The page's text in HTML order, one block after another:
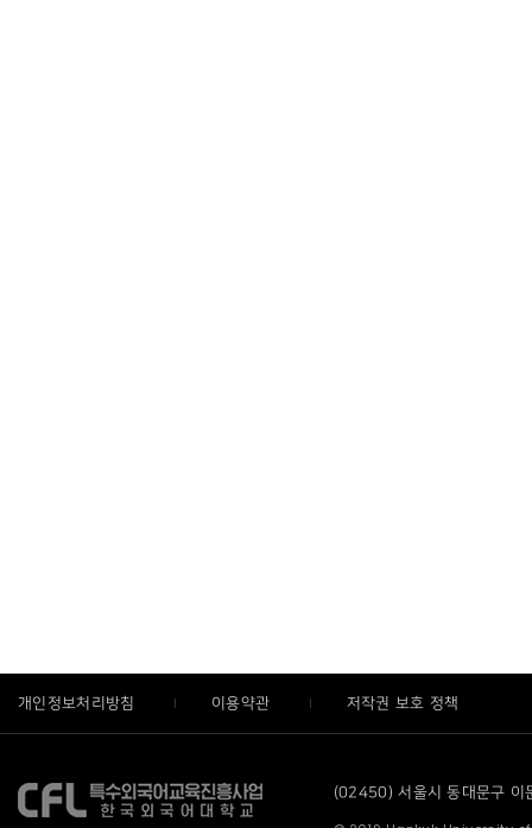
개인정보처리방침 이용약관 저작권 보호 정책
(02450) 서울시 동대문구